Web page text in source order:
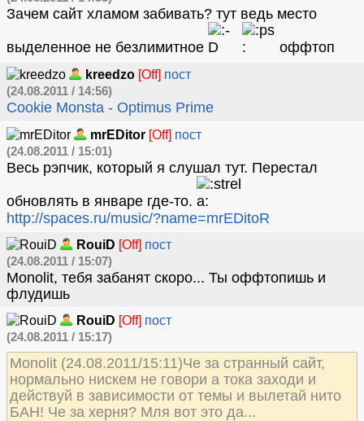
Зачем сайт хламом забивать? тут ведь место
выделенное не безлимитное оффтоп
kreedzo [Off] пост
(24.08.2011 / 14:56)
Cookie Monsta - Optimus Prime
mrEDitor [Off] пост
(24.08.2011 / 15:01)
Весь рэпчик, который я слушал тут. Перестал
обновлять в январе где-то.
http://spaces.ru/music/?name=mrEDitoR
RouiD [Off] пост
(24.08.2011 / 15:07)
Monolit, тебя забанят скоро... Ты оффтопишь и
флудишь
RouiD [Off] пост
(24.08.2011 / 15:17)
Monolit (24.08.2011/15:11)Че за странный сайт,
нормально нискем не говори а тока заходи и
действуй в зависимости от темы и вылетай нито
БАН! Че за херня? Мля вот это да...